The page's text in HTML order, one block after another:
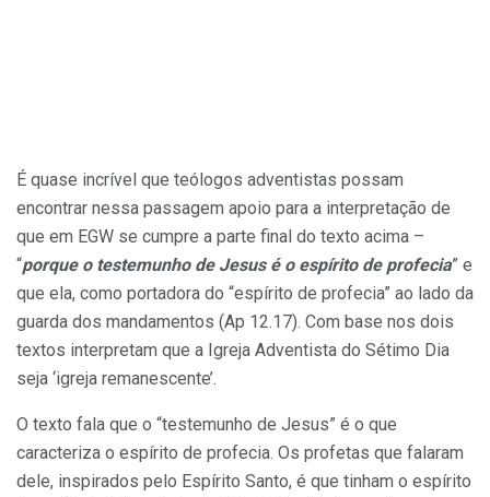
É quase incrível que teólogos adventistas possam
encontrar nessa passagem apoio para a interpretação de
que em EGW se cumpre a parte final do texto acima –
“porque o testemunho de Jesus é o espírito de profecia” e
que ela, como portadora do “espírito de profecia” ao lado da
guarda dos mandamentos (Ap 12.17). Com base nos dois
textos interpretam que a Igreja Adventista do Sétimo Dia
seja ‘igreja remanescente’.
O texto fala que o “testemunho de Jesus” é o que
caracteriza o espírito de profecia. Os profetas que falaram
dele, inspirados pelo Espírito Santo, é que tinham o espírito